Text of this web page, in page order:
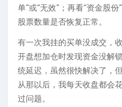
单”或“无效”；再看“资金股
股票数量是否恢复正常。
有一次我挂的买单没成交，
开盘想加仓时发现资金没解
统延迟，虽然很快解决了，
从那以后，我每天收盘都会
过问题。